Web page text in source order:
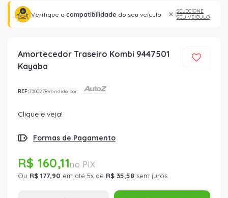
Verifique a compatibilidade do seu veículo
SELECIONE
SEU VEÍCULO
Amortecedor Traseiro Kombi 9447501
Kayaba
REF:7300278Vendido por:
Clique e veja!
Formas de Pagamento
R$ 160,11
Ou R$ 177,90 em até 5x de R$ 35,58 sem juros